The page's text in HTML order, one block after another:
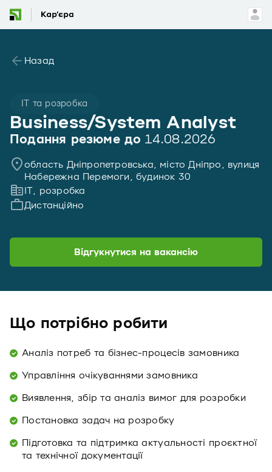
Назад
IT та розробка
Business/System Analyst
Подання резюме до 14.08.2026
область Дніпропетровська, місто Дніпро, вулиця
Набережна Перемоги, будинок 30
IT, розробка
Дистанційно
Відгукнутися на вакансію
Що потрібно робити
Аналіз потреб та бізнес-процесів замовника
Управління очікуваннями замовника
Виявлення, збір та аналіз вимог для розробки
Постановка задач на розробку
Підготовка та підтримка актуальності проєктної
та технічної документації